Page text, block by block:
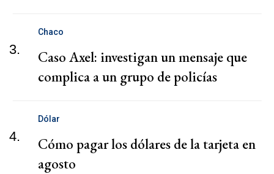
3.
Chaco
Caso Axel: investigan un mensaje que
complica a un grupo de policías
4.
Dólar
Cómo pagar los dólares de la tarjeta en
agosto